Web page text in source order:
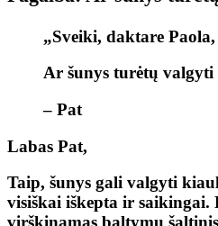
„Sveiki, daktare Paola,
Ar šunys turėtų valgyti
– Pat
Labas Pat,
Taip, šunys gali valgyti
visiškai iškepta ir